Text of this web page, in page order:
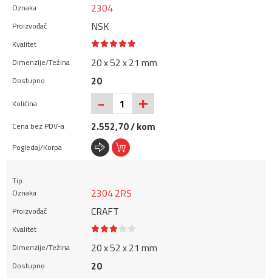
2304
NSK
20 x 52 x 21 mm
20
- +
2.552,70 / kom
2304 2RS
CRAFT
20 x 52 x 21 mm
20